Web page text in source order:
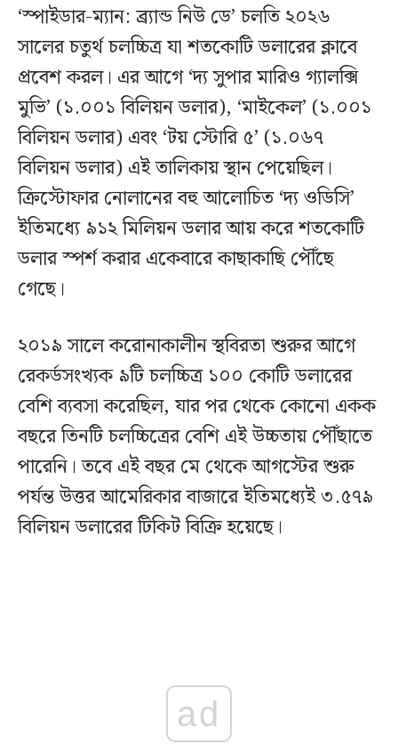
‘স্পাইডার-ম্যান: ব্র্যান্ড নিউ ডে’ চলতি ২০২৬
সালের চতুর্থ চলচ্চিত্র যা শতকোটি ডলারের ক্লাবে
প্রবেশ করল। এর আগে ‘দ্য সুপার মারিও গ্যালক্সি
মুভি’ (১.০০১ বিলিয়ন ডলার), ‘মাইকেল’ (১.০০১
বিলিয়ন ডলার) এবং ‘টয় স্টোরি ৫’ (১.০৬৭
বিলিয়ন ডলার) এই তালিকায় স্থান পেয়েছিল।
ক্রিস্টোফার নোলানের বহু আলোচিত ‘দ্য ওডিসি’
ইতিমধ্যে ৯১২ মিলিয়ন ডলার আয় করে শতকোটি
ডলার স্পর্শ করার একেবারে কাছাকাছি পৌঁছে
গেছে।
২০১৯ সালে করোনাকালীন স্থবিরতা শুরুর আগে
রেকর্ডসংখ্যক ৯টি চলচ্চিত্র ১০০ কোটি ডলারের
বেশি ব্যবসা করেছিল, যার পর থেকে কোনো একক
বছরে তিনটি চলচ্চিত্রের বেশি এই উচ্চতায় পৌঁছাতে
পারেনি। তবে এই বছর মে থেকে আগস্টের শুরু
পর্যন্ত উত্তর আমেরিকার বাজারে ইতিমধ্যেই ৩.৫৭৯
বিলিয়ন ডলারের টিকিট বিক্রি হয়েছে।
ad